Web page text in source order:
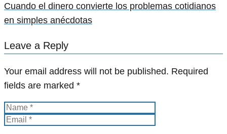
Cuando el dinero convierte los problemas cotidianos
en simples anécdotas
Leave a Reply
Your email address will not be published. Required
fields are marked *